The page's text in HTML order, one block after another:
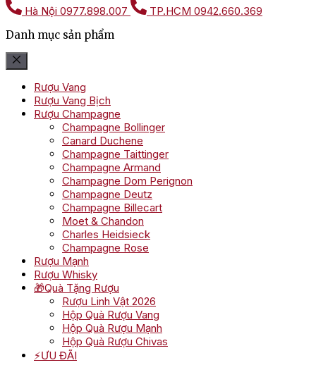
Hà Nội 0977.898.007 TP.HCM 0942.660.369
Danh mục sản phẩm
Rượu Vang
Rượu Vang Bịch
Rượu Champagne
Champagne Bollinger
Canard Duchene
Champagne Taittinger
Champagne Armand
Champagne Dom Perignon
Champagne Deutz
Champagne Billecart
Moet & Chandon
Charles Heidsieck
Champagne Rose
Rượu Mạnh
Rượu Whisky
🎁Quà Tặng Rượu
Rượu Linh Vật 2026
Hộp Quà Rượu Vang
Hộp Quà Rượu Mạnh
Hộp Quà Rượu Chivas
⚡ƯU ĐÃI